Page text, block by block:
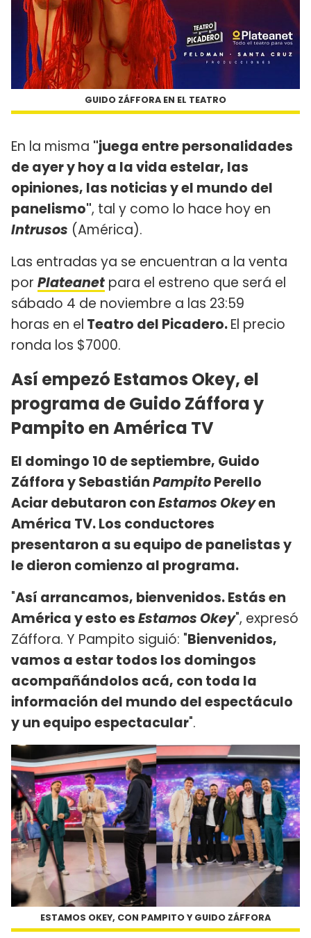
GUIDO ZÁFFORA EN EL TEATRO
En la misma "juega entre personalidades
de ayer y hoy a la vida estelar, las
opiniones, las noticias y el mundo del
panelismo", tal y como lo hace hoy en
Intrusos (América).
Las entradas ya se encuentran a la venta
por Plateanet para el estreno que será el
sábado 4 de noviembre a las 23:59
horas en el Teatro del Picadero.El precio
ronda los $7000.
Así empezó Estamos Okey, el
programa de Guido Záffora y
Pampito en América TV
El domingo 10 de septiembre, Guido
Záffora y SebastiánPampitoPerello
Aciar debutaron conEstamos Okeyen
América TV. Los conductores
presentaron a su equipo de panelistas y
le dieron comienzo al programa.
"Así arrancamos, bienvenidos. Estás en
América y esto esEstamos Okey", expresó
Záffora. Y Pampito siguió: "Bienvenidos,
vamos a estar todos los domingos
acompañándolos acá, con toda la
información del mundo del espectáculo
y un equipo espectacular".
ESTAMOS OKEY, CON PAMPITO Y GUIDO ZÁFFORA